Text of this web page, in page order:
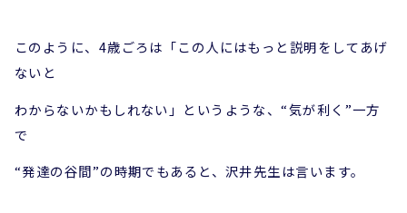
このように、4歳ごろは「この人にはもっと説明をしてあげ
ないと
わからないかもしれない」というような、“気が利く”一方
で
“発達の谷間”の時期でもあると、沢井先生は言います。